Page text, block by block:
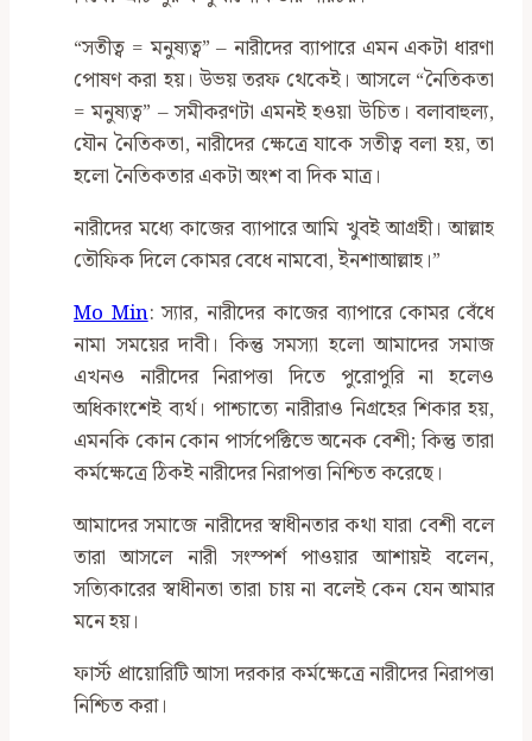
“সতীত্ব = মনুষ্যত্ব” – নারীদের ব্যাপারে এমন একটা ধারণা
পোষণ করা হয়। উভয় তরফ থেকেই। আসলে “নৈতিকতা
= মনুষ্যত্ব” – সমীকরণটা এমনই হওয়া উচিত। বলাবাহুল্য,
যৌন নৈতিকতা, নারীদের ক্ষেত্রে যাকে সতীত্ব বলা হয়, তা
হলো নৈতিকতার একটা অংশ বা দিক মাত্র।
নারীদের মধ্যে কাজের ব্যাপারে আমি খুবই আগ্রহী। আল্লাহ
তৌফিক দিলে কোমর বেধে নামবো, ইনশাআল্লাহ।”
Mo Min: স্যার, নারীদের কাজের ব্যাপারে কোমর বেঁধে
নামা সময়ের দাবী। কিন্তু সমস্যা হলো আমাদের সমাজ
এখনও নারীদের নিরাপত্তা দিতে পুরোপুরি না হলেও
অধিকাংশেই ব্যর্থ। পাশ্চাত্যে নারীরাও নিগ্রহের শিকার হয়,
এমনকি কোন কোন পার্সপেক্টিভে অনেক বেশী; কিন্তু তারা
কর্মক্ষেত্রে ঠিকই নারীদের নিরাপত্তা নিশ্চিত করেছে।
আমাদের সমাজে নারীদের স্বাধীনতার কথা যারা বেশী বলে
তারা আসলে নারী সংস্পর্শ পাওয়ার আশায়ই বলেন,
সত্যিকারের স্বাধীনতা তারা চায় না বলেই কেন যেন আমার
মনে হয়।
ফার্স্ট প্রায়োরিটি আসা দরকার কর্মক্ষেত্রে নারীদের নিরাপত্তা
নিশ্চিত করা।